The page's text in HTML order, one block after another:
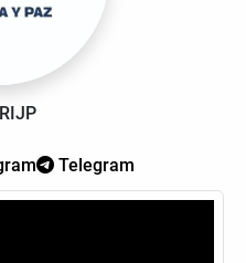
Telegram